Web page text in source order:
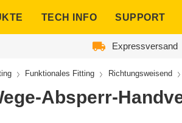
TECH INFO SUPPORT
Expressversand
Funktionales Fitting Richtungsweisend
Absperr-